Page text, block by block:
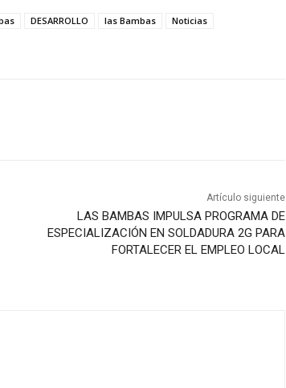
DESARROLLO las Bambas
Noticias
Artículo siguiente
LAS BAMBAS IMPULSA PROGRAMA DE
ESPECIALIZACIÓN EN SOLDADURA 2G PARA
FORTALECER EL EMPLEO LOCAL